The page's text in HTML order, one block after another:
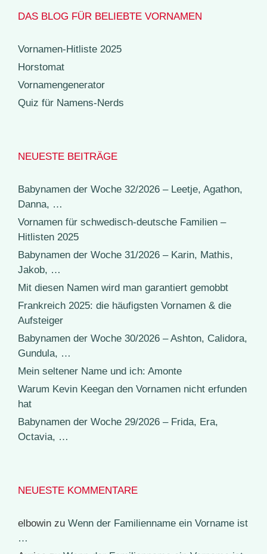
DAS BLOG FÜR BELIEBTE VORNAMEN
Vornamen-Hitliste 2025
Horstomat
Vornamengenerator
Quiz für Namens-Nerds
NEUESTE BEITRÄGE
Babynamen der Woche 32/2026 – Leetje, Agathon,
Danna, …
Vornamen für schwedisch-deutsche Familien –
Hitlisten 2025
Babynamen der Woche 31/2026 – Karin, Mathis,
Jakob, …
Mit diesen Namen wird man garantiert gemobbt
Frankreich 2025: die häufigsten Vornamen & die
Aufsteiger
Babynamen der Woche 30/2026 – Ashton, Calidora,
Gundula, …
Mein seltener Name und ich: Amonte
Warum Kevin Keegan den Vornamen nicht erfunden
hat
Babynamen der Woche 29/2026 – Frida, Era,
Octavia, …
NEUESTE KOMMENTARE
elbowin zu Wenn der Familienname ein Vorname ist
…